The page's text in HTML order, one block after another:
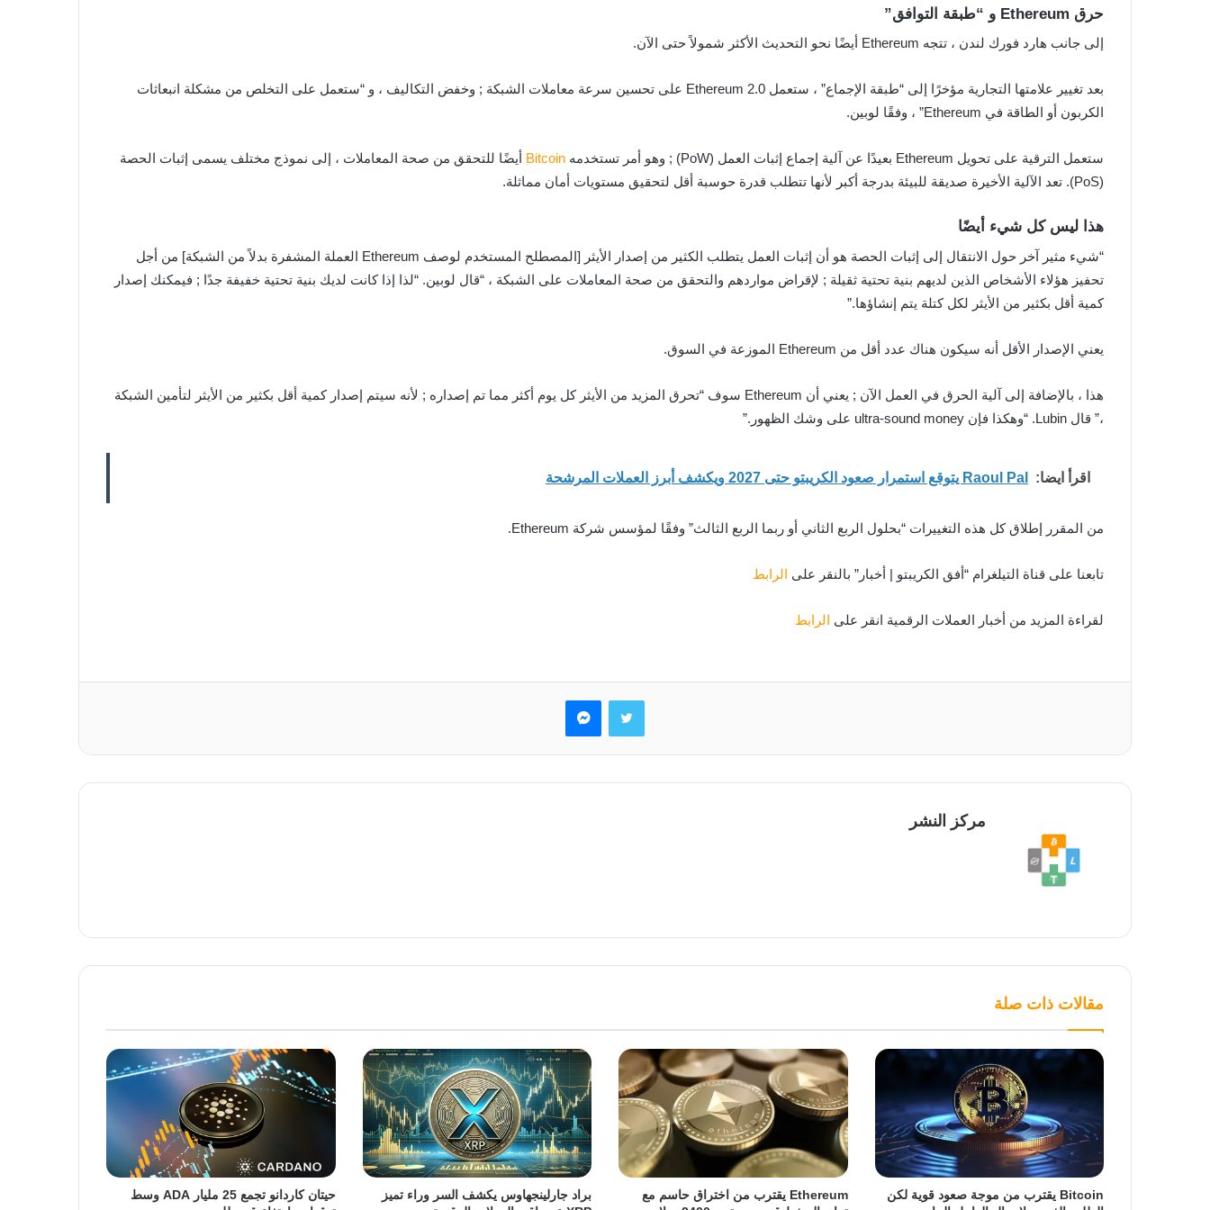
حرق Ethereum و “طبقة التوافق”
إلى جانب هارد فورك لندن ، تتجه Ethereum أيضًا نحو التحديث الأكثر شمولاً حتى الآن.
بعد تغيير علامتها التجارية مؤخرًا إلى “طبقة الإجماع” ، ستعمل Ethereum 2.0 على تحسين سرعة معاملات الشبكة ; وخفض التكاليف ، و “ستعمل على التخلص من مشكلة انبعاثات
الكربون أو الطاقة في Ethereum” ، وفقًا لوبين.
ستعمل الترقية على تحويل Ethereum بعيدًا عن آلية إجماع إثبات العمل (PoW) ; وهو أمر تستخدمه Bitcoin أيضًا للتحقق من صحة المعاملات ، إلى نموذج مختلف يسمى إثبات الحصة
(PoS). تعد الآلية الأخيرة صديقة للبيئة بدرجة أكبر لأنها تتطلب قدرة حوسبة أقل لتحقيق مستويات أمان مماثلة.
هذا ليس كل شيء أيضًا
“شيء مثير آخر حول الانتقال إلى إثبات الحصة هو أن إثبات العمل يتطلب الكثير من إصدار الأيثر [المصطلح المستخدم لوصف Ethereum العملة المشفرة بدلاً من الشبكة] من أجل
تحفيز هؤلاء الأشخاص الذين لديهم بنية تحتية ثقيلة ; لإقراض مواردهم والتحقق من صحة المعاملات على الشبكة ، “قال لوبين. “لذا إذا كانت لديك بنية تحتية خفيفة جدًا ; فيمكنك إصدار
كمية أقل بكثير من الأيثر لكل كتلة يتم إنشاؤها.”
يعني الإصدار الأقل أنه سيكون هناك عدد أقل من Ethereum الموزعة في السوق.
هذا ، بالإضافة إلى آلية الحرق في العمل الآن ; يعني أن Ethereum سوف “تحرق المزيد من الأيثر كل يوم أكثر مما تم إصداره ; لأنه سيتم إصدار كمية أقل بكثير من الأيثر لتأمين الشبكة
،” قال Lubin. “وهكذا فإن ultra-sound money على وشك الظهور.”
اقرأ ايضا: Raoul Pal يتوقع استمرار صعود الكريبتو حتى 2027 ويكشف أبرز العملات المرشحة
من المقرر إطلاق كل هذه التغييرات “بحلول الربع الثاني أو ربما الربع الثالث” وفقًا لمؤسس شركة Ethereum.
تابعنا على قناة التيلغرام “أفق الكريبتو | أخبار” بالنقر على الرابط
لقراءة المزيد من أخبار العملات الرقمية انقر على الرابط
تويتر ماسنجر
مركز النشر
مقالات ذات صلة
Bitcoin يقترب من موجة صعود قوية لكن
Ethereum يقترب من اختراق حاسم مع
براد جارلينجهاوس يكشف السر وراء تميز
حيتان كاردانو تجمع 25 مليار ADA وسط